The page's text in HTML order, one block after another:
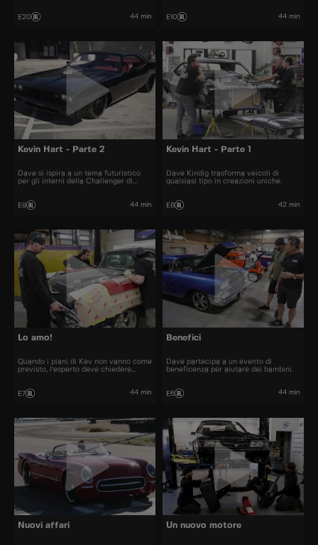
E20 44 min E10 44 min
Kevin Hart - Parte 2
Dave si ispira a un tema futuristico
per gli interni della Challenger di
E9 44 min
Kevin Hart - Parte 1
Dave Kindig trasforma veicoli di
qualsiasi tipo in creazioni uniche.
E8 42 min
Lo amo!
Quando i piani di Kev non vanno come
previsto, l'esperto deve chiedere
E7 44 min
Benefici
Dave partecipa a un evento di
beneficenza per aiutare dei bambini.
E6 44 min
Nuovi affari Un nuovo motore